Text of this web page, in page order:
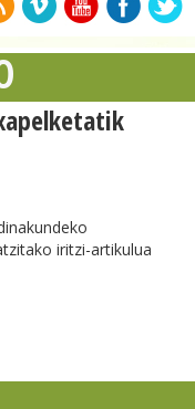
iritzi-artikulua